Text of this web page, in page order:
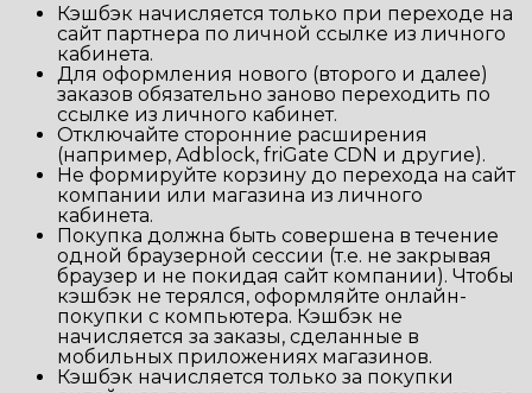
Кэшбэк начисляется только при переходе на
сайт партнера по личной ссылке из личного
кабинета.
Для оформления нового (второго и далее)
заказов обязательно заново переходить по
ссылке из личного кабинет.
Отключайте сторонние расширения
(например, Adblock, friGate CDN и другие).
Не формируйте корзину до перехода на сайт
компании или магазина из личного
кабинета.
Покупка должна быть совершена в течение
одной браузерной сессии (т.е. не закрывая
браузер и не покидая сайт компании). Чтобы
кэшбэк не терялся, оформляйте онлайн-
покупки с компьютера. Кэшбэк не
начисляется за заказы, сделанные в
мобильных приложениях магазинов.
Кэшбэк начисляется только за покупки